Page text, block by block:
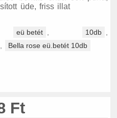
üde, friss illat
eü betét 10db
Bella rose eü.betét 10db
Ft